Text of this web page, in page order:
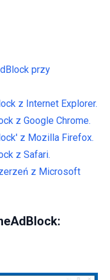
przy
z Internet Explorer.
z Google Chrome.
z Mozilla Firefox.
z Safari.
z Microsoft